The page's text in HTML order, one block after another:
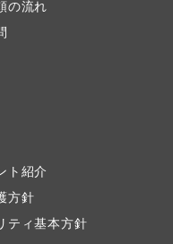
の流れ
ト紹介
方針
ティ基本方針